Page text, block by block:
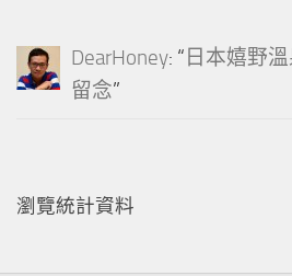
DearHoney: “ 日本嬉野
留念”
瀏覽統計資料